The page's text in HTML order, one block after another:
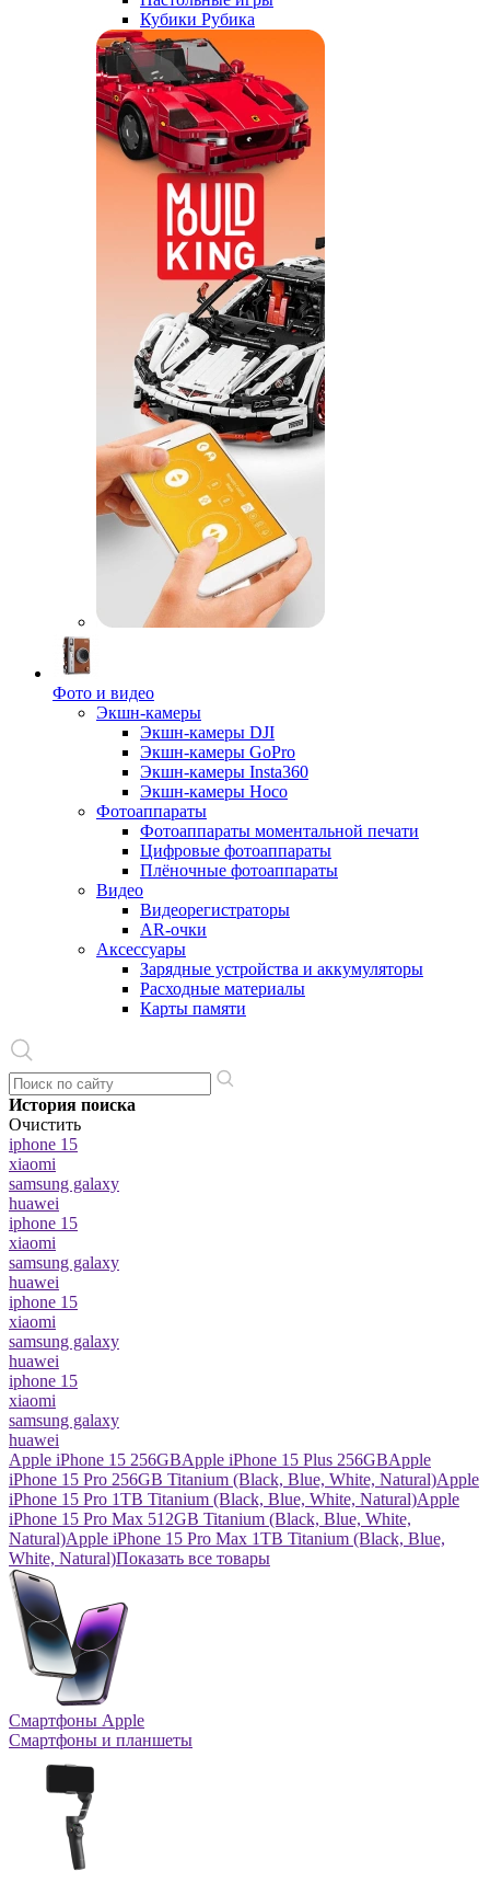
Кубики Рубика
Фото и видео
Экшн-камеры
Экшн-камеры DJI
Экшн-камеры GoPro
Экшн-камеры Insta360
Экшн-камеры Hoco
Фотоаппараты
Фотоаппараты моментальной печати
Цифровые фотоаппараты
Плёночные фотоаппараты
Видео
Видеорегистраторы
AR-очки
Аксессуары
Зарядные устройства и аккумуляторы
Расходные материалы
Карты памяти
История поиска
Очистить
iphone 15
xiaomi
samsung galaxy
huawei
iphone 15
xiaomi
samsung galaxy
huawei
iphone 15
xiaomi
samsung galaxy
huawei
iphone 15
xiaomi
samsung galaxy
huawei
Apple iPhone 15 256GBApple iPhone 15 Plus 256GBApple
iPhone 15 Pro 256GB Titanium (Black, Blue, White, Natural)Apple
iPhone 15 Pro 1TB Titanium (Black, Blue, White, Natural)Apple
iPhone 15 Pro Max 512GB Titanium (Black, Blue, White,
Natural)Apple iPhone 15 Pro Max 1TB Titanium (Black, Blue,
White, Natural)Показать все товары
Смартфоны Apple
Смартфоны и планшеты